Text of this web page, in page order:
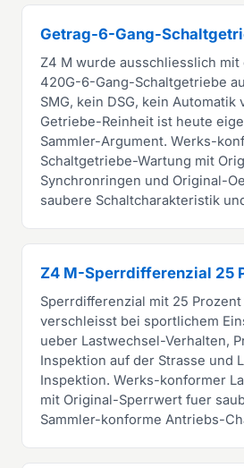
Getrag-6-Gang-
Z4 M wurde ausschliesslich mit
420G-6-Gang-Schaltgetriebe
SMG, kein DSG, kein Automatik
Getriebe-Reinheit ist heute
Sammler-Argument. Werks-
Schaltgetriebe-Wartung mit
Synchronringen und Original-
saubere Schaltcharakteristik
Z4 M-Sperrdifferenzial 25
Sperrdifferenzial mit 25
verschleisst bei sportlichem
ueber Lastwechsel-Verhalten,
Inspektion auf der Strasse und
Inspektion. Werks-konformer
mit Original-Sperrwert fuer
Sammler-konforme Antriebs-